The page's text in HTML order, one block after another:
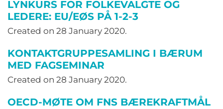
LYNKURS FOR FOLKEVALGTE OG
LEDERE: EU/EØS PÅ 1-2-3
Created on 28 January 2020.
KONTAKTGRUPPESAMLING I BÆRUM
MED FAGSEMINAR
Created on 28 January 2020.
OECD-MØTE OM FNS BÆREKRAFTMÅL